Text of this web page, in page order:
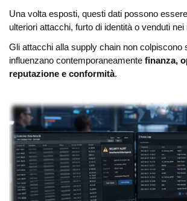
Una volta esposti, questi dati possono
ulteriori attacchi, furto di identità o venduti nei
Gli attacchi alla supply chain non colpiscono
influenzano contemporaneamente finanza,
reputazione e conformità.